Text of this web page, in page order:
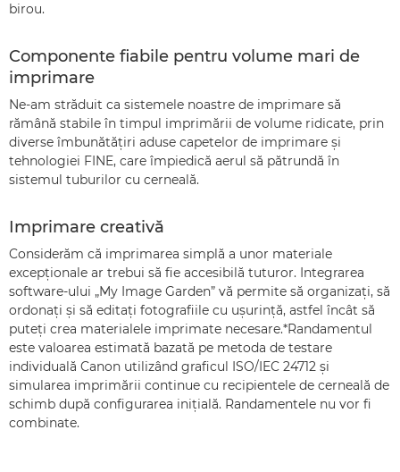
birou.
Componente fiabile pentru volume mari de
imprimare
Ne-am străduit ca sistemele noastre de imprimare să
rămână stabile în timpul imprimării de volume ridicate, prin
diverse îmbunătăţiri aduse capetelor de imprimare şi
tehnologiei FINE, care împiedică aerul să pătrundă în
sistemul tuburilor cu cerneală.
Imprimare creativă
Considerăm că imprimarea simplă a unor materiale
excepţionale ar trebui să fie accesibilă tuturor. Integrarea
software-ului „My Image Garden” vă permite să organizaţi, să
ordonaţi şi să editaţi fotografiile cu uşurinţă, astfel încât să
puteţi crea materialele imprimate necesare.*Randamentul
este valoarea estimată bazată pe metoda de testare
individuală Canon utilizând graficul ISO/IEC 24712 şi
simularea imprimării continue cu recipientele de cerneală de
schimb după configurarea iniţială. Randamentele nu vor fi
combinate.